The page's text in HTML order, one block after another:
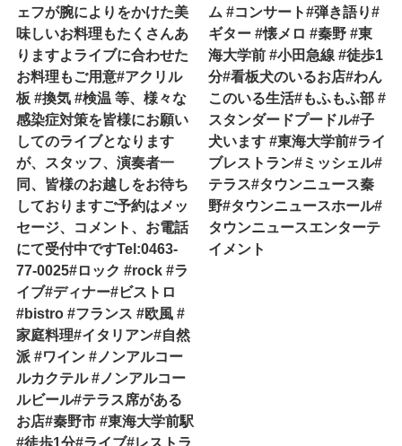
ェフが腕によりをかけた美
味しいお料理もたくさんあ
りますよライブに合わせた
お料理もご用意#アクリル
板 #換気 #検温 等、様々な
感染症対策を皆様にお願い
してのライブとなります
が、スタッフ、演奏者一
同、皆様のお越しをお待ち
しておりますご予約はメッ
セージ、コメント、お電話
にて受付中ですTel:0463-
77-0025#ロック #rock #ラ
イブ#ディナー#ビストロ
#bistro #フランス #欧風 #
家庭料理#イタリアン#自然
派 #ワイン #ノンアルコー
ルカクテル #ノンアルコー
ルビール#テラス席がある
お店#秦野市 #東海大学前駅
#徒歩1分#ライブ#レストラ
ム #コンサート#弾き語り#
ギター #懐メロ #秦野 #東
海大学前 #小田急線 #徒歩1
分#看板犬のいるお店#わん
このいる生活#もふもふ部 #
スタンダードプードル#子
犬います #東海大学前#ライ
ブレストラン#ミッシェル#
テラス#タウンニュース秦
野#タウンニュースホール#
タウンニュースエンターテ
イメント